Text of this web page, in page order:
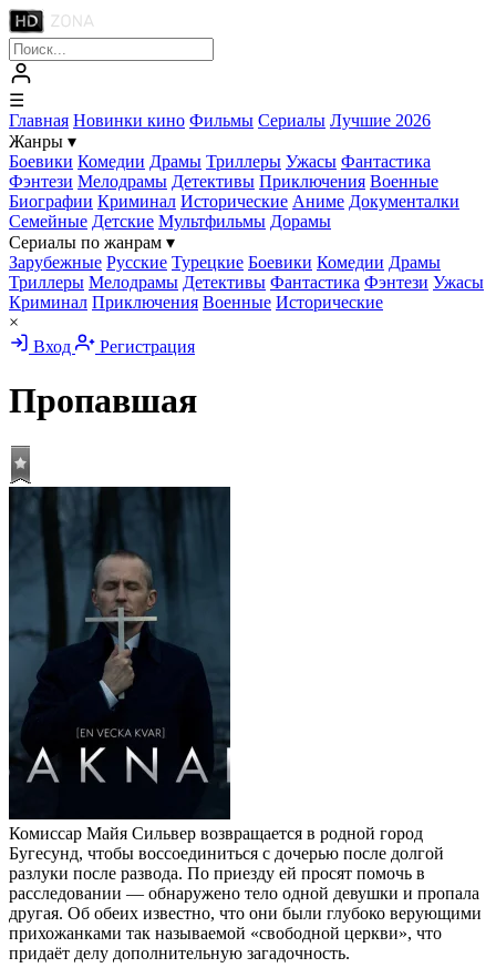
☰
Главная Новинки кино Фильмы Сериалы Лучшие 2026
Жанры ▾
Боевики Комедии Драмы Триллеры Ужасы Фантастика
Фэнтези Мелодрамы Детективы Приключения Военные
Биографии Криминал Исторические Аниме Документалки
Семейные Детские Мультфильмы Дорамы
Сериалы по жанрам ▾
Зарубежные Русские Турецкие Боевики Комедии Драмы
Триллеры Мелодрамы Детективы Фантастика Фэнтези Ужасы
Криминал Приключения Военные Исторические
×
Вход
Регистрация
Пропавшая
Комиссар Майя Сильвер возвращается в родной город
Бугесунд, чтобы воссоединиться с дочерью после долгой
разлуки после развода. По приезду ей просят помочь в
расследовании — обнаружено тело одной девушки и пропала
другая. Об обеих известно, что они были глубоко верующими
прихожанками так называемой «свободной церкви», что
придаёт делу дополнительную загадочность.